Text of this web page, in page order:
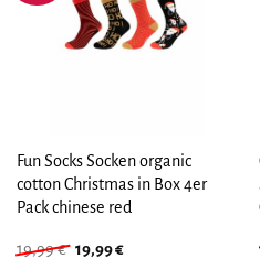
Fun Socks Socken organic
cotton Christmas in Box 4er
Pack chinese red
19,99€ Ursprünglicher
19,99€Aktueller